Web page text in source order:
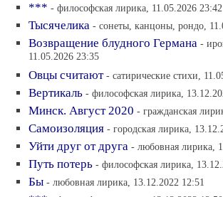
*** - философская лирика, 11.05.2026 23:42
Тысячелика - сонеты, канцоны, рондо,
Возвращение блудного Германа -
11.05.2026 23:35
Овцы считают - сатирические стихи,
Вертикаль - философская лирика,
Минск. Август 2020 - гражданская
Самоизоляция - городская лирика,
Уйти друг от друга - любовная лирика,
Путь потерь - философская лирика,
Бы - любовная лирика, 13.12.2022 12:51